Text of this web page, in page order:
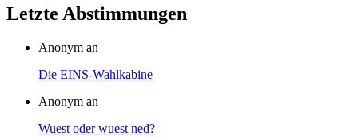
Letzte Abstimmungen
Anonym an
Die EINS-Wahlkabine
Anonym an
Wuest oder wuest ned?